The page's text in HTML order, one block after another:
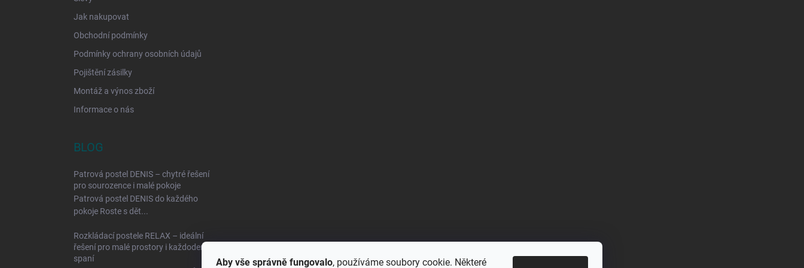
Aby vše správně fungovalo, používáme soubory cookie. Některé
Jak nakupovat
Obchodní podmínky
Podmínky ochrany osobních údajů
Pojištění zásilky
Montáž a výnos zboží
Informace o nás
BLOG
Patrová postel DENIS – chytré řešení
pro sourozence i malé pokoje
Patrová postel DENIS do každého
pokoje Roste s dět...
Rozkládací postele RELAX – ideální
řešení pro malé prostory i každodenní
spaní